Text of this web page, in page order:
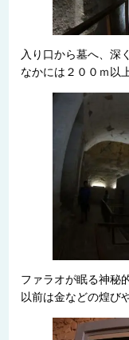
入り口から墓へ、深
なかには２００ｍ以
ファラオが眠る神秘
以前は金などの煌び